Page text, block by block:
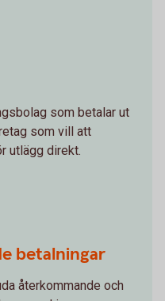
som betalar ut
som vill att
utlägg direkt.
betalningar
återkommande och